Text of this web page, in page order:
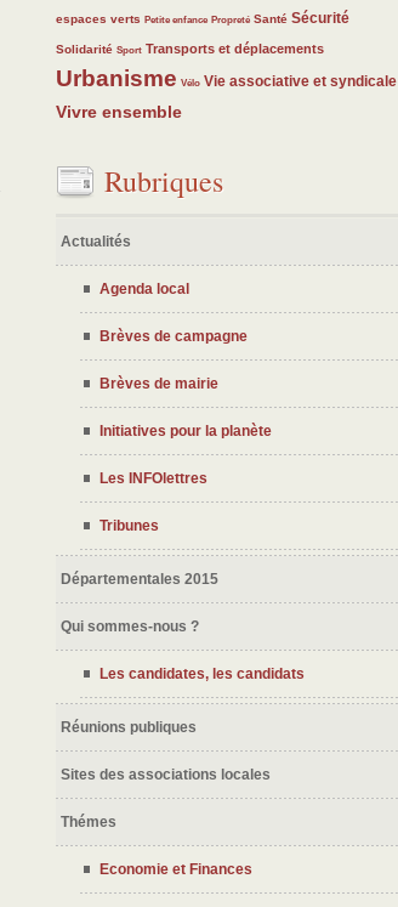
espaces verts
54/283 Petite enfance
25/283 Propreté
87/283 Santé
129/283 Sécurité
61/283
Solidarité
47/283 Sport
105/283 Transports et déplacements
283/283
Urbanisme
37/283 Vélo
127/283 Vie associative et syndicale
187/283
Vivre ensemble
Rubriques
Actualités
Agenda local
Brèves de campagne
Brèves de mairie
Initiatives pour la planète
Les INFOlettres
Tribunes
Départementales 2015
Qui sommes-nous ?
Les candidates, les candidats
Réunions publiques
Sites des associations locales
Thémes
Economie et Finances